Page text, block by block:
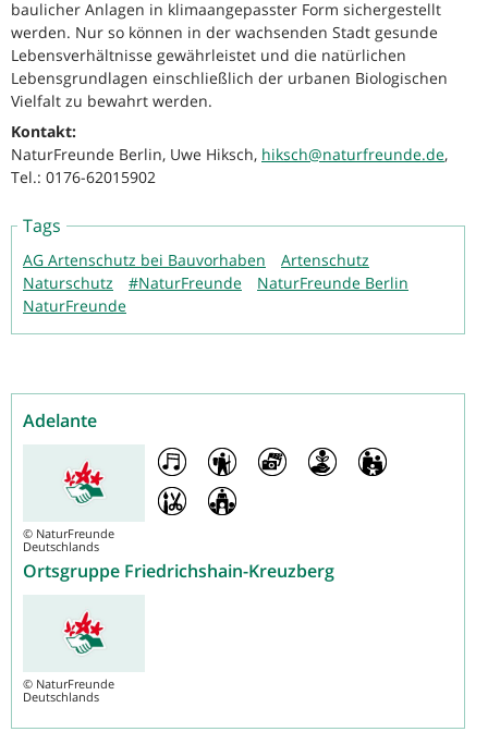
baulicher Anlagen in klimaangepasster Form sichergestellt
werden. Nur so können in der wachsenden Stadt gesunde
Lebensverhältnisse gewährleistet und die natürlichen
Lebensgrundlagen einschließlich der urbanen Biologischen
Vielfalt zu bewahrt werden.
Kontakt:
NaturFreunde Berlin, Uwe Hiksch, hiksch@naturfreunde.de,
Tel.: 0176-62015902
Tags
AG Artenschutz bei Bauvorhaben
Artenschutz
Naturschutz
#NaturFreunde
NaturFreunde Berlin
NaturFreunde
Adelante
© NaturFreunde
Deutschlands
Ortsgruppe Friedrichshain-Kreuzberg
© NaturFreunde
Deutschlands